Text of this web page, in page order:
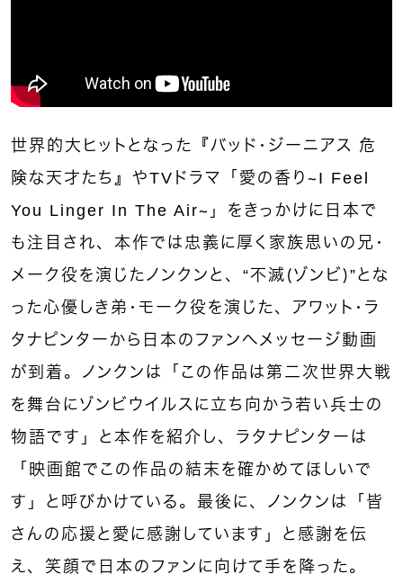
世界的大ヒットとなった『バッド・ジーニアス 危
険な天才たち』やTVドラマ「愛の香り～I Feel
You Linger In The Air～」をきっかけに日本で
も注目され、本作では忠義に厚く家族思いの兄・
メーク役を演じたノンクンと、“不滅（ゾンビ）”とな
った心優しき弟・モーク役を演じた、アワット・ラ
タナピンターから日本のファンへメッセージ動画
が到着。ノンクンは「この作品は第二次世界大戦
を舞台にゾンビウイルスに立ち向かう若い兵士の
物語です」と本作を紹介し、ラタナピンターは
「映画館でこの作品の結末を確かめてほしいで
す」と呼びかけている。最後に、ノンクンは「皆
さんの応援と愛に感謝しています」と感謝を伝
え、笑顔で日本のファンに向けて手を降った。